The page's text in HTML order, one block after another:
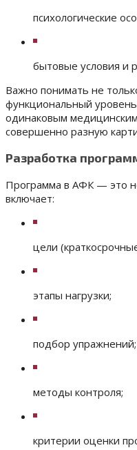
психологические
бытовые условия и
Важно понимать не
функциональный
одинаковым
совершенно разную
Разработка
Программа в АФК — это
включает:
цели
этапы нагрузки;
подбор упражнений;
методы контроля;
критерии оценки